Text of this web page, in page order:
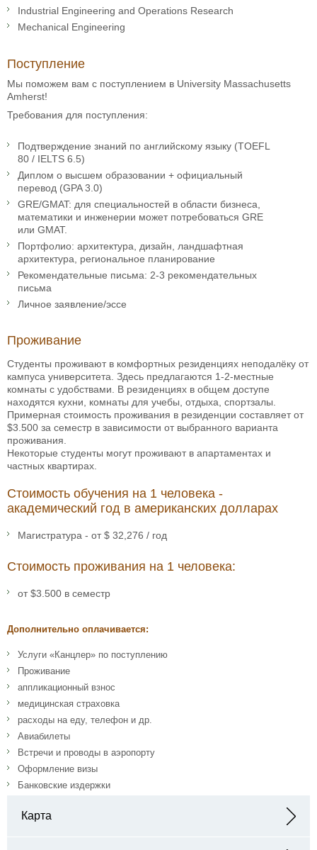
Industrial Engineering and Operations Research
Mechanical Engineering
Поступление
Мы поможем вам с поступлением в University Massachusetts
Amherst!
Требования для поступления:
Подтверждение знаний по английскому языку (TOEFL
80 / IELTS 6.5)
Диплом о высшем образовании + официальный
перевод (GPA 3.0)
GRE/GMAT: для специальностей в области бизнеса,
математики и инженерии может потребоваться GRE
или GMAT.
Портфолио: архитектура, дизайн, ландшафтная
архитектура, региональное планирование
Рекомендательные письма: 2-3 рекомендательных
письма
Личное заявление/эссе
Проживание
Студенты проживают в комфортных резиденциях неподалёку от
кампуса университета. Здесь предлагаются 1-2-местные
комнаты с удобствами. В резиденциях в общем доступе
находятся кухни, комнаты для учебы, отдыха, спортзалы.
Примерная стоимость проживания в резиденции составляет от
$3.500 за семестр в зависимости от выбранного варианта
проживания.
Некоторые студенты могут проживают в апартаментах и
частных квартирах.
Стоимость обучения на 1 человека -
академический год в американских долларах
Магистратура - от $ 32,276 / год
Стоимость проживания на 1 человека:
от $3.500 в семестр
Дополнительно оплачивается:
Услуги «Канцлер» по поступлению
Проживание
аппликационный взнос
медицинская страховка
расходы на еду, телефон и др.
Авиабилеты
Встречи и проводы в аэропорту
Оформление визы
Банковские издержки
Карта